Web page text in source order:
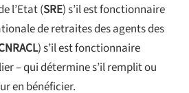
l’Etat (SRE) s’il est fonctionnaire
de retraites des agents des
) s’il est fonctionnaire
– qui détermine s’il remplit ou
en bénéficier.